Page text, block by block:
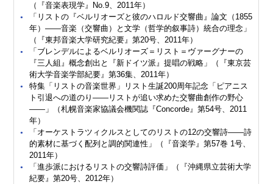
（『音楽表現学』No.9、2011年）
「リストの『ベルリオーズと彼のハロルド交響曲』論文（1855
年）――音楽（交響曲）と文学（哲学的叙事詩）統合の理念」
（『東邦音楽大学研究紀要』第20号、2011年）
「ブレンデルによるベルリオーズ＝リスト＝ヴァーグナーの
『三人組』概念創出と『新ドイツ派』提唱の戦略」（『東京芸
術大学音楽学部紀要』第36集、2011年）
特集「リストの音楽世界」リスト生誕200周年記念「ピアニス
ト引退への道のり――リストが追い求めた交響曲創作の野心
――」（札幌音楽家協議会機関誌『Concorde』第54号、2011
年）
「オーケストラツィクルスとしてのリストの12の交響詩――詩
的素材に基づく配列と調的関連性」（『音楽学』第57巻 1号、
2011年）
「進歩派におけるリストの交響詩評価」（『沖縄県立芸術大学
紀要』第20号、2012年）